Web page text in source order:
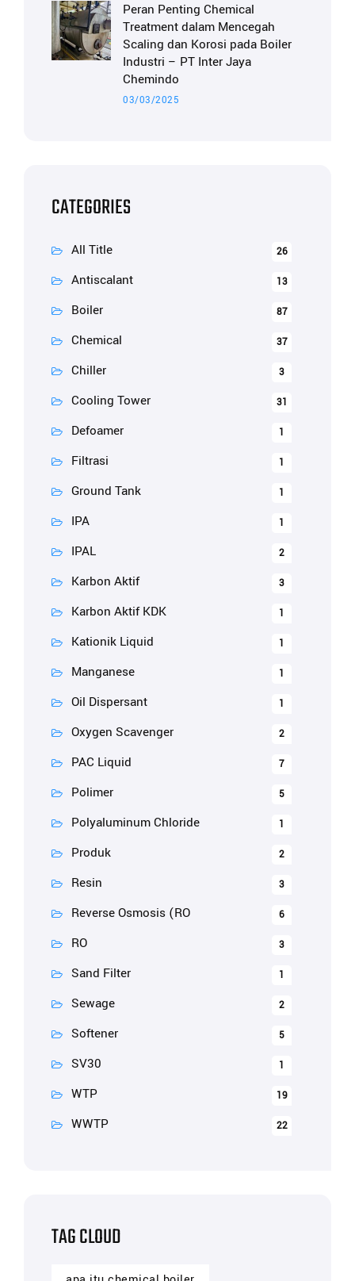
Peran Penting Chemical
Treatment dalam Mencegah
Scaling dan Korosi pada Boiler
Industri – PT Inter Jaya
Chemindo
03/03/2025
CATEGORIES
All Title 26
Antiscalant 13
Boiler 87
Chemical 37
Chiller 3
Cooling Tower 31
Defoamer 1
Filtrasi 1
Ground Tank 1
IPA 1
IPAL 2
Karbon Aktif 3
Karbon Aktif KDK 1
Kationik Liquid 1
Manganese 1
Oil Dispersant 1
Oxygen Scavenger 2
PAC Liquid 7
Polimer 5
Polyaluminum Chloride 1
Produk 2
Resin 3
Reverse Osmosis (RO 6
RO 3
Sand Filter 1
Sewage 2
Softener 5
SV30 1
WTP 19
WWTP 22
TAG CLOUD